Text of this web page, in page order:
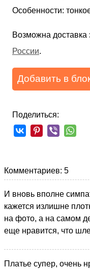
Особенности:
Возможна доставка
России.
Добавить в
Поделиться:
Комментариев: 5
И вновь вполне
кажется излишне
на фото, а на самом
еще нравится, что
Платье супер, очень